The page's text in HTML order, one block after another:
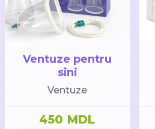
Ventuze pentru
sîni
Ventuze
450 MDL